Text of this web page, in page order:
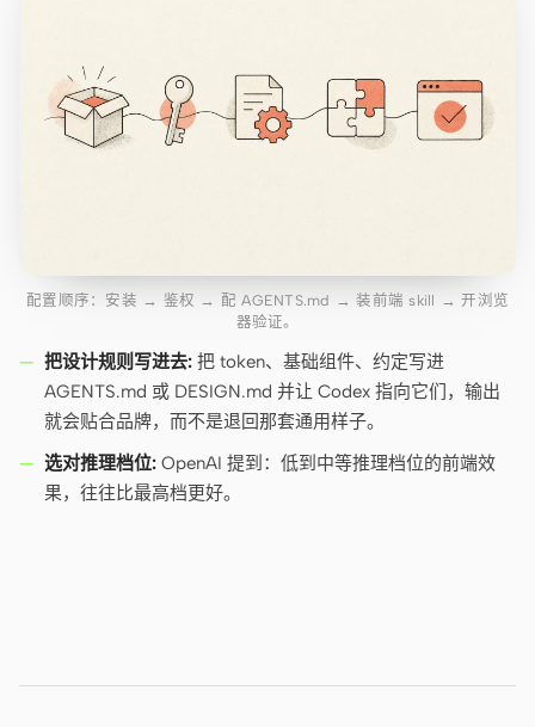
配置顺序：安装 → 鉴权 → 配 AGENTS.md → 装前端 skill → 开浏览
器验证。
把设计规则写进去: 把 token、基础组件、约定写进
AGENTS.md 或 DESIGN.md 并让 Codex 指向它们，输出
就会贴合品牌，而不是退回那套通用样子。
选对推理档位: OpenAI 提到：低到中等推理档位的前端效
果，往往比最高档更好。